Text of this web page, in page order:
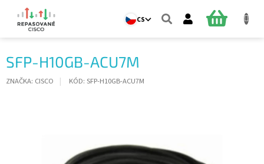
obsah
CS
NÁKUPNÍ
SFP-H10GB-ACU7M
ZNAČKA: CISCO KÓD: SFP-H10GB-ACU7M